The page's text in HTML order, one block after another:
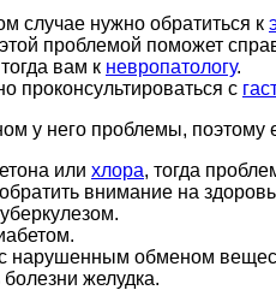
случае нужно обратиться к
проблемой поможет
вам к невропатологу.
с
у него проблемы,
или хлора, тогда
внимание на
нарушенным обменом
желудка.